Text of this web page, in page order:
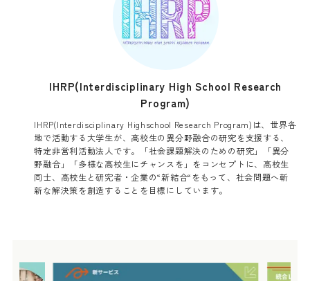
IHRP(Interdisciplinary High School Research
Program)
IHRP(Interdisciplinary Highschool Research Program)は、世界各
地で活動する大学生が、高校生の異分野融合の研究を支援する、
特定非営利活動法人です。「社会課題解決のための研究」「異分
野融合」「多様な高校生にチャンスを」をコンセプトに、高校生
同士、高校生と研究者・企業の“新結合“をもって、社会問題へ斬
新な解決策を創造することを目標にしています。